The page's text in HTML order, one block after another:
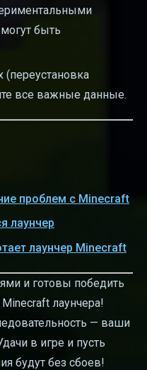
быть
все важные данные.
проблем с Minecraft
лаунчер
лаунчер Minecraft
и готовы победить
лаунчера!
— ваши
в игре и пусть
будут без сбоев!